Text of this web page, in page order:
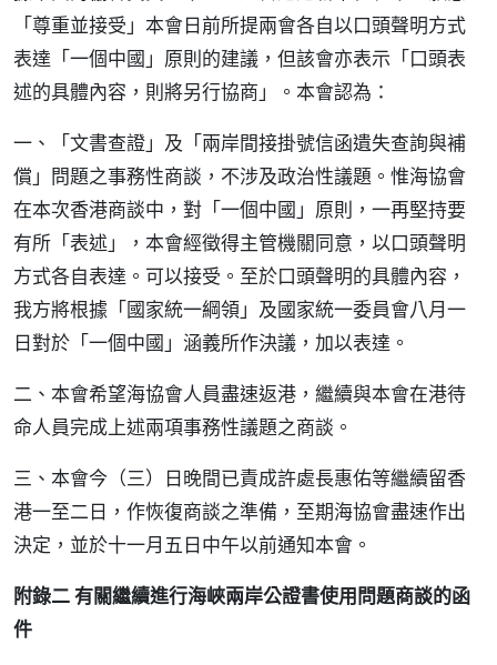
「尊重並接受」本會日前所提兩會各自以口頭聲明方式
表達「一個中國」原則的建議，但該會亦表示「口頭表
述的具體內容，則將另行協商」。本會認為：
一、「文書查證」及「兩岸間接掛號信函遺失查詢與補
償」問題之事務性商談，不涉及政治性議題。惟海協會
在本次香港商談中，對「一個中國」原則，一再堅持要
有所「表述」，本會經徵得主管機關同意，以口頭聲明
方式各自表達。可以接受。至於口頭聲明的具體內容，
我方將根據「國家統一綱領」及國家統一委員會八月一
日對於「一個中國」涵義所作決議，加以表達。
二、本會希望海協會人員盡速返港，繼續與本會在港待
命人員完成上述兩項事務性議題之商談。
三、本會今（三）日晚間已責成許處長惠佑等繼續留香
港一至二日，作恢復商談之準備，至期海協會盡速作出
決定，並於十一月五日中午以前通知本會。
附錄二 有關繼續進行海峽兩岸公證書使用問題商談的函
件